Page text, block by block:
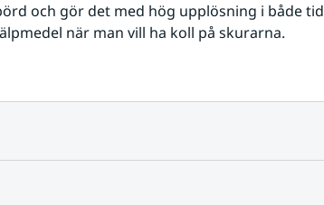
och gör det med hög upplösning i både tid
när man vill ha koll på skurarna.